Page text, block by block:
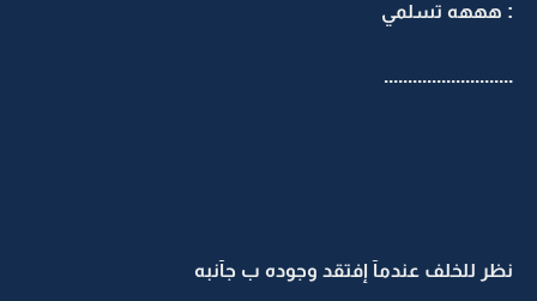
: هههه تسلمي
...........................
نظر للخلف عندمآ إفتقد وجوده ب جآنبه